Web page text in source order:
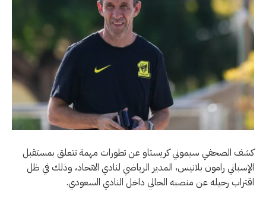
كشف الصحفي سيموني كريستاو عن تطورات مهمة تتعلق بمستقبل
الإسباني رامون بلانيس، المدير الرياضي لنادي الاتحاد، وذلك في ظل
اقتراب رحيله عن منصبه الحالي داخل النادي السعودي.